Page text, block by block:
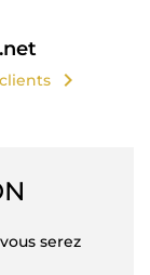
chevron_right
serez